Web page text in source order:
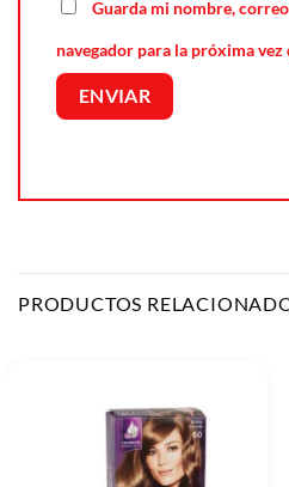
Guarda mi nombre,
navegador para la próxima vez
PRODUCTOS